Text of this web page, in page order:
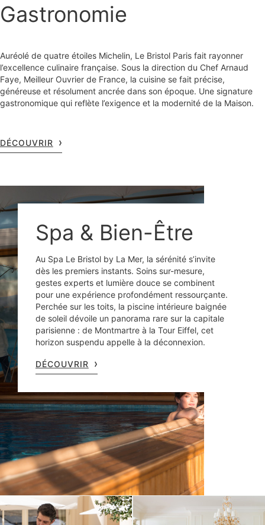
Gastronomie
Auréolé de quatre étoiles Michelin, Le Bristol Paris fait rayonner
l’excellence culinaire française. Sous la direction du Chef Arnaud
Faye, Meilleur Ouvrier de France, la cuisine se fait précise,
généreuse et résolument ancrée dans son époque. Une signature
gastronomique qui reflète l’exigence et la modernité de la Maison.
DÉCOUVRIR
Spa & Bien-Être
Au Spa Le Bristol by La Mer, la sérénité s’invite
dès les premiers instants. Soins sur-mesure,
gestes experts et lumière douce se combinent
pour une expérience profondément ressourçante.
Perchée sur les toits, la piscine intérieure baignée
de soleil dévoile un panorama rare sur la capitale
parisienne : de Montmartre à la Tour Eiffel, cet
horizon suspendu appelle à la déconnexion.
DÉCOUVRIR
L'Actualité